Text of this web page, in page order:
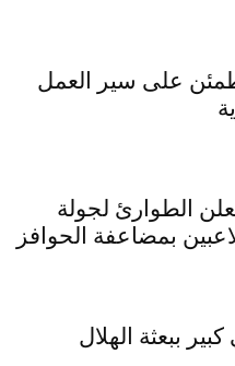
على سير العمل
الطوارئ لجولة
بمضاعفة الحوافز
ببعثة الهلال